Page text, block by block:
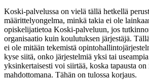
Koski-palvelussa on vielä tällä hetkellä
määrittelyongelma, minkä takia ei ole
opiskelijatietoa Koski-palveluun, jos
organisaatio kuin koulutuksen järjestäjä.
ei ole mitään tekemistä
kyse siitä, onko järjestelmiä yksi tai
yksinkertaisesti voi siirtää, koska tapausta
mahdottomana. Tähän on tulossa korjaus.